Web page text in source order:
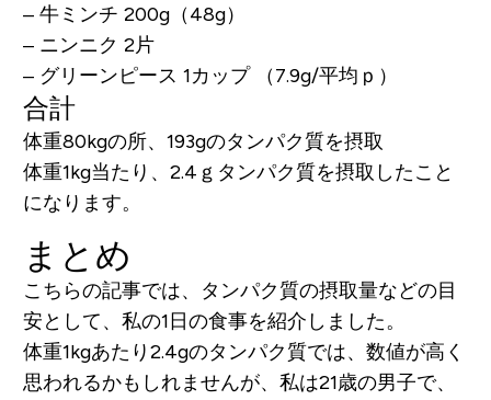
– 牛ミンチ 200g（48g）
– ニンニク 2片
– グリーンピース 1カップ （7.9g/平均ｐ）
合計
体重80kgの所、193gのタンパク質を摂取
体重1kg当たり、2.4ｇタンパク質を摂取したこと
になります。
まとめ
こちらの記事では、タンパク質の摂取量などの目
安として、私の1日の食事を紹介しました。
体重1kgあたり2.4gのタンパク質では、数値が高く
思われるかもしれませんが、私は21歳の男子で、